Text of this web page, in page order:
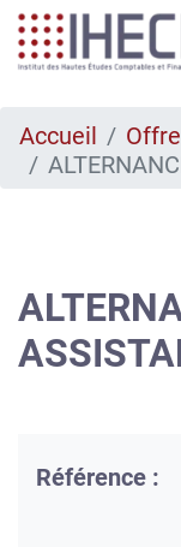
Aller
au
contenu
Accueil
Référence :